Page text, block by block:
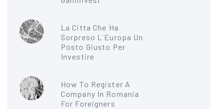
La Citta Che Ha
Sorpreso L`Europa Un
Posto Giusto Per
Investire
How To Register A
Company In Romania
For Foreigners